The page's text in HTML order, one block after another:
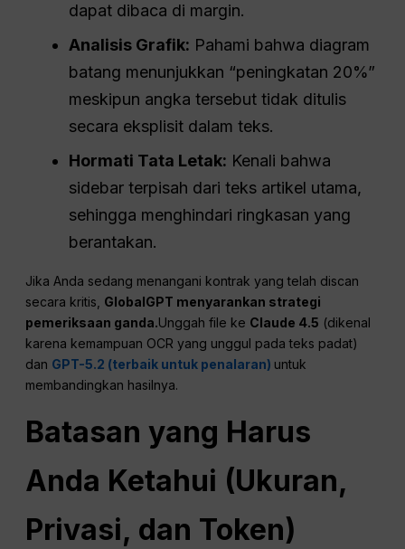
dapat dibaca di margin.
Analisis Grafik: Pahami bahwa diagram
batang menunjukkan “peningkatan 20%”
meskipun angka tersebut tidak ditulis
secara eksplisit dalam teks.
Hormati Tata Letak: Kenali bahwa
sidebar terpisah dari teks artikel utama,
sehingga menghindari ringkasan yang
berantakan.
Jika Anda sedang menangani kontrak yang telah discan
secara kritis, GlobalGPT menyarankan strategi
pemeriksaan ganda.Unggah file ke Claude 4.5 (dikenal
karena kemampuan OCR yang unggul pada teks padat)
dan GPT-5.2 (terbaik untuk penalaran) untuk
membandingkan hasilnya.
Batasan yang Harus
Anda Ketahui (Ukuran,
Privasi, dan Token)